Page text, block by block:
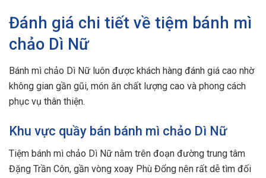
Đánh giá chi tiết về tiệm bánh mì
chảo Dì Nữ
Bánh mì chảo Dì Nữ luôn được khách hàng đánh giá cao nhờ
không gian gần gũi, món ăn chất lượng cao và phong cách
phục vụ thân thiện.
Khu vực quầy bán bánh mì chảo Dì Nữ
Tiệm bánh mì chảo Dì Nữ nằm trên đoạn đường trung tâm
Đặng Trần Côn, gần vòng xoay Phù Đổng nên rất dễ tìm đối